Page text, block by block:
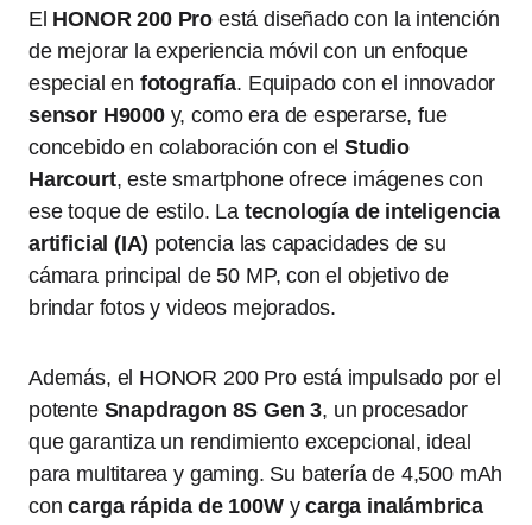
El HONOR 200 Pro está diseñado con la intención
de mejorar la experiencia móvil con un enfoque
especial en fotografía. Equipado con el innovador
sensor H9000y, como era de esperarse, fue
concebido en colaboración con elStudio
Harcourt, este smartphone ofrece imágenes con
ese toque de estilo. La tecnología de inteligencia
artificial (IA) potencia las capacidades de su
cámara principal de 50 MP, con el objetivo de
brindar fotos y videos mejorados.
Además, el HONOR 200 Pro está impulsado por el
potente Snapdragon 8S Gen 3, un procesador
que garantiza un rendimiento excepcional, ideal
para multitarea y gaming. Su batería de 4,500 mAh
concarga rápida de 100Wycarga inalámbrica